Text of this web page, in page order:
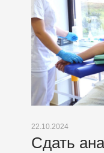
22.10.2024
Сдать